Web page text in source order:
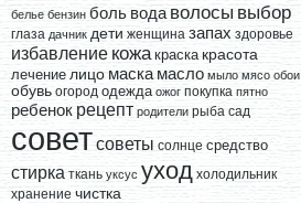
белье бензин боль вода волосы выбор
глаза дачник дети женщина запах здоровье
избавление кожа краска красота
лечение лицо маска масло мыло мясо обои
обувь огород одежда ожог покупка пятно
ребенок рецепт родители рыба сад
советсоветы солнце средство
стирка ткань уксус уход холодильник
хранение чистка